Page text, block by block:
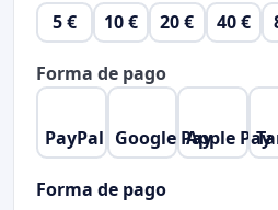
5 € 10 € 20 € 40 €
Forma de pago
PayPal Google PayApple Pay
Forma de pago